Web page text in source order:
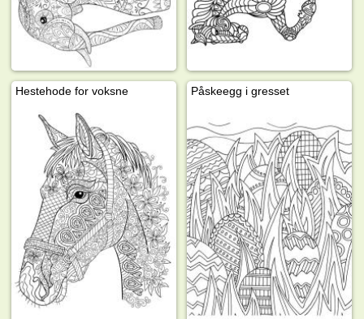
Hestehode for voksne Påskeegg i gresset